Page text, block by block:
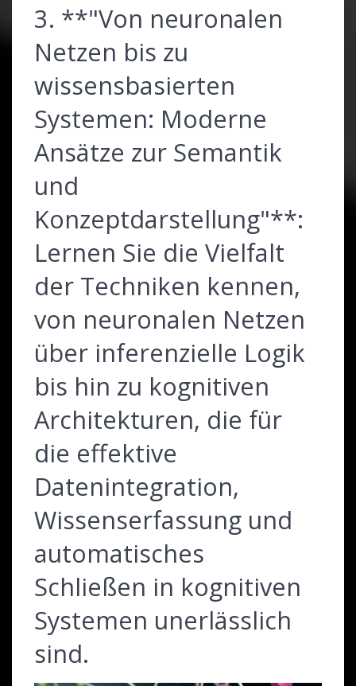
3. **"Von neuronalen
Netzen bis zu
wissensbasierten
Systemen: Moderne
Ansätze zur Semantik
und
Konzeptdarstellung"**:
Lernen Sie die Vielfalt
der Techniken kennen,
von neuronalen Netzen
über inferenzielle Logik
bis hin zu kognitiven
Architekturen, die für
die effektive
Datenintegration,
Wissenserfassung und
automatisches
Schließen in kognitiven
Systemen unerlässlich
sind.